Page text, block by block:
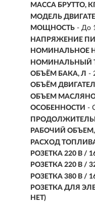
МАССА БРУТТО,
МОДЕЛЬ
МОЩНОСТЬ - До
НАПРЯЖЕНИЕ
НОМИНАЛЬНОЕ
НОМИНАЛЬНЫЙ
ОБЪЁМ БАКА, Л -
ОБЪЁМ
ОБЪЕМ
ОСОБЕННОСТИ -
РАБОЧИЙ ОБЪЕМ,
РАСХОД
РОЗЕТКА 220 В /
РОЗЕТКА 220 В /
РОЗЕТКА 380 В /
РОЗЕТКА ДЛЯ
НЕТ)